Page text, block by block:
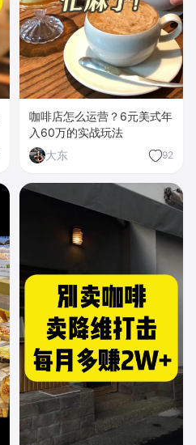
咖啡店怎么运营？6元美式年
入60万的实战玩法
大东
92